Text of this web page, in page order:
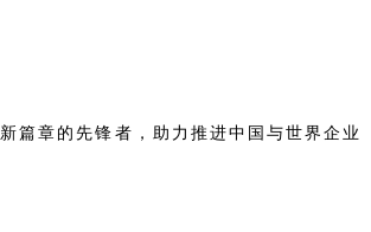
新篇章的先锋者，助力推进中国与世界企业